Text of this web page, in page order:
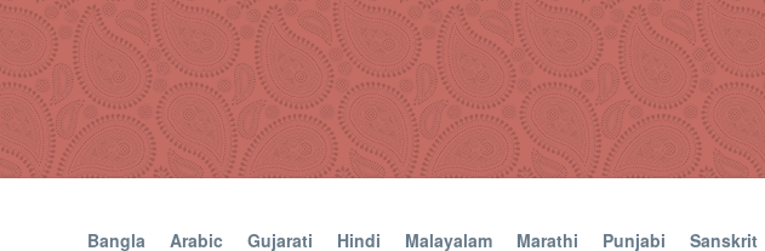
Bangla Arabic Gujarati Hindi Malayalam Marathi Punjabi Sanskrit